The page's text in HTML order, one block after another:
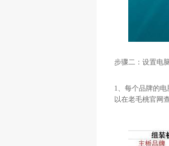
步骤二：设置电
1、每个品牌的
以在老毛桃官网